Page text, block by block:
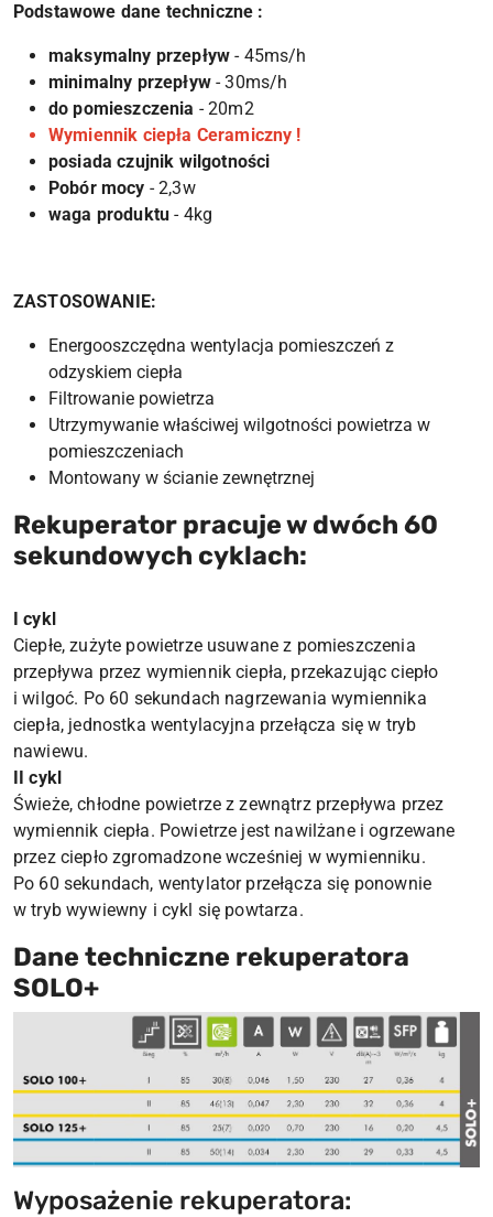
Podstawowe dane techniczne :
maksymalny przepływ - 45ms/h
minimalny przepływ- 30ms/h
do pomieszczenia - 20m2
Wymiennik ciepła Ceramiczny !
posiada czujnik wilgotności
Pobór mocy - 2,3w
waga produktu - 4kg
ZASTOSOWANIE:
Energooszczędna wentylacja pomieszczeń z
odzyskiem ciepła
Filtrowanie powietrza
Utrzymywanie właściwej wilgotności powietrza w
pomieszczeniach
Montowany w ścianie zewnętrznej
Rekuperator pracuje w dwóch 60
sekundowych cyklach:
I cykl
Ciepłe, zużyte powietrze usuwane z pomieszczenia
przepływa przez wymiennik ciepła, przekazując ciepło
i wilgoć. Po 60 sekundach nagrzewania wymiennika
ciepła, jednostka wentylacyjna przełącza się w tryb
nawiewu.
II cykl
Świeże, chłodne powietrze z zewnątrz przepływa przez
wymiennik ciepła. Powietrze jest nawilżane i ogrzewane
przez ciepło zgromadzone wcześniej w wymienniku.
Po 60 sekundach, wentylator przełącza się ponownie
w tryb wywiewny i cykl się powtarza.
Dane techniczne rekuperatora
SOLO+
Wyposażenie rekuperatora: